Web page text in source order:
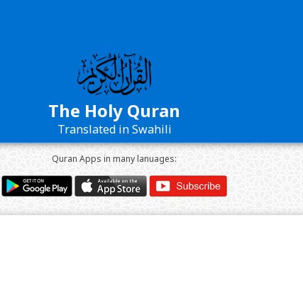
The Holy Quran
Translated in Swahili
Quran Apps in many lanuages: